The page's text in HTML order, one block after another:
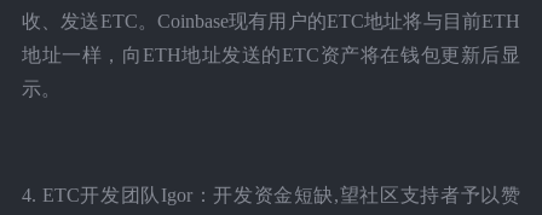
收、发送ETC。Coinbase现有用户的ETC地址将与目前ETH
地址一样，向ETH地址发送的ETC资产将在钱包更新后显
示。
4. ETC开发团队Igor：开发资金短缺,望社区支持者予以赞